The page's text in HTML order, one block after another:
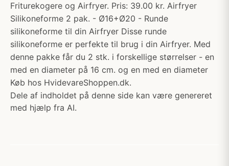
Friturekogere og Airfryer. Pris: 39.00 kr. Airfryer
Silikoneforme 2 pak. - Ø16+Ø20 - Runde
silikoneforme til din Airfryer Disse runde
silikoneforme er perfekte til brug i din Airfryer. Med
denne pakke får du 2 stk. i forskellige størrelser - en
med en diameter på 16 cm. og en med en diameter
Køb hos HvidevareShoppen.dk.
Dele af indholdet på denne side kan være genereret
med hjælp fra AI.